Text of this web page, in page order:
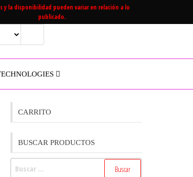
y la disponibilidad pueden variar en relación a lo
publicado.
CARRITO
BUSCAR PRODUCTOS